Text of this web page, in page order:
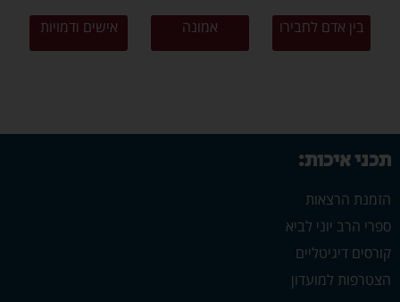
בין אדם לחבירו אמונה אישים ודמויות
תכני איכות:
הזמנת הרצאות
ספרי הרב יוני לביא
קורסים דיגיטליים
הצטרפות למועדון